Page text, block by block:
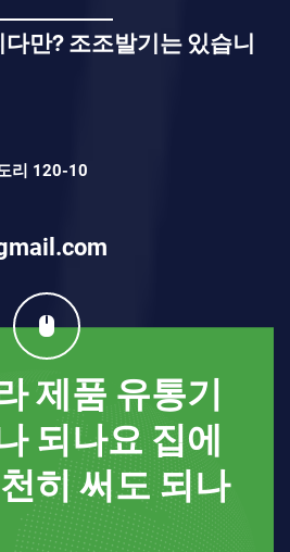
만? 조조발기는 있습니
리 120-10
제품 유통기
되나요 집에
히 써도 되나